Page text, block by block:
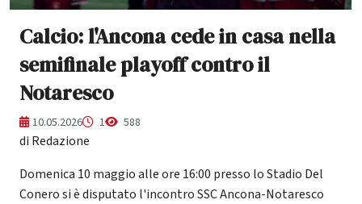
Calcio: l'Ancona cede in casa nella
semifinale playoff contro il
Notaresco
10.05.2026 1 588
di Redazione
Domenica 10 maggio alle ore 16:00 presso lo Stadio Del
Conero si è disputato l'incontro SSC Ancona-Notaresco